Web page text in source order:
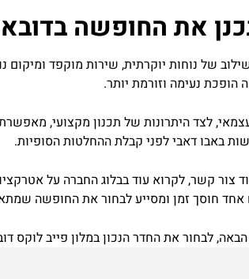
את החופשה
שילוב של נוחות יוקרתית, שירות מוקפד
הופכת נעימה וזורמת יותר.
לצד היתרונות של תכנון מקצועי, מאפשרת
באבו דאבי לפני קבלת ההחלטות הסופיות.
צור קשר, לקרוא עוד בבלוג החברה על
אחד חוסך זמן ומסייע לבחור את החופשה
לבחור את החדר הנכון במלון פייב לוקס